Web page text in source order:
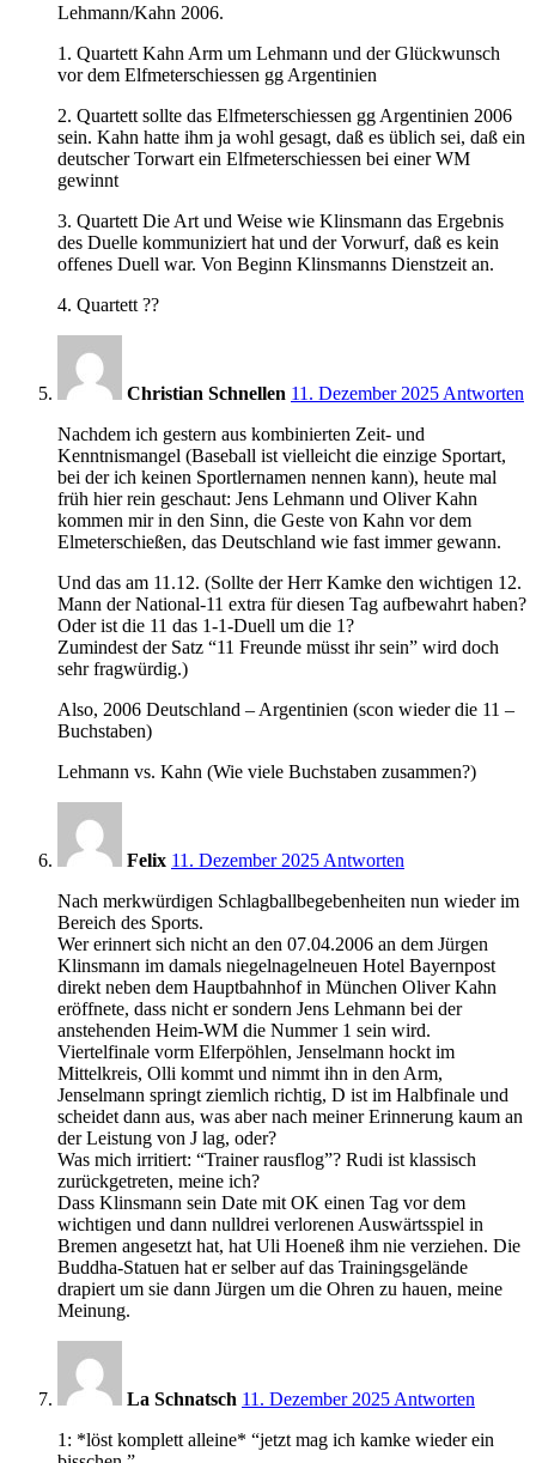
Lehmann/Kahn 2006.
1. Quartett Kahn Arm um Lehmann und der Glückwunsch
vor dem Elfmeterschiessen gg Argentinien
2. Quartett sollte das Elfmeterschiessen gg Argentinien 2006
sein. Kahn hatte ihm ja wohl gesagt, daß es üblich sei, daß ein
deutscher Torwart ein Elfmeterschiessen bei einer WM
gewinnt
3. Quartett Die Art und Weise wie Klinsmann das Ergebnis
des Duelle kommuniziert hat und der Vorwurf, daß es kein
offenes Duell war. Von Beginn Klinsmanns Dienstzeit an.
4. Quartett ??
Christian Schnellen 11. Dezember 2025 Antworten
Nachdem ich gestern aus kombinierten Zeit- und
Kenntnismangel (Baseball ist vielleicht die einzige Sportart,
bei der ich keinen Sportlernamen nennen kann), heute mal
früh hier rein geschaut: Jens Lehmann und Oliver Kahn
kommen mir in den Sinn, die Geste von Kahn vor dem
Elmeterschießen, das Deutschland wie fast immer gewann.
Und das am 11.12. (Sollte der Herr Kamke den wichtigen 12.
Mann der National-11 extra für diesen Tag aufbewahrt haben?
Oder ist die 11 das 1-1-Duell um die 1?
Zumindest der Satz “11 Freunde müsst ihr sein” wird doch
sehr fragwürdig.)
Also, 2006 Deutschland – Argentinien (scon wieder die 11 –
Buchstaben)
Lehmann vs. Kahn (Wie viele Buchstaben zusammen?)
Felix 11. Dezember 2025 Antworten
Nach merkwürdigen Schlagballbegebenheiten nun wieder im
Bereich des Sports.
Wer erinnert sich nicht an den 07.04.2006 an dem Jürgen
Klinsmann im damals niegelnagelneuen Hotel Bayernpost
direkt neben dem Hauptbahnhof in München Oliver Kahn
eröffnete, dass nicht er sondern Jens Lehmann bei der
anstehenden Heim-WM die Nummer 1 sein wird.
Viertelfinale vorm Elferpöhlen, Jenselmann hockt im
Mittelkreis, Olli kommt und nimmt ihn in den Arm,
Jenselmann springt ziemlich richtig, D ist im Halbfinale und
scheidet dann aus, was aber nach meiner Erinnerung kaum an
der Leistung von J lag, oder?
Was mich irritiert: “Trainer rausflog”? Rudi ist klassisch
zurückgetreten, meine ich?
Dass Klinsmann sein Date mit OK einen Tag vor dem
wichtigen und dann nulldrei verlorenen Auswärtsspiel in
Bremen angesetzt hat, hat Uli Hoeneß ihm nie verziehen. Die
Buddha-Statuen hat er selber auf das Trainingsgelände
drapiert um sie dann Jürgen um die Ohren zu hauen, meine
Meinung.
La Schnatsch 11. Dezember 2025 Antworten
1: *löst komplett alleine* “jetzt mag ich kamke wieder ein